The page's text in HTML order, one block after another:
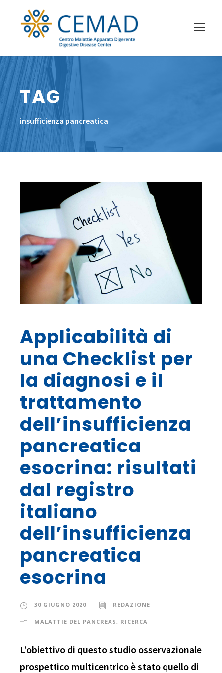
TAG
insufficienza pancreatica
Applicabilità di
una Checklist per
la diagnosi e il
trattamento
dell’insufficienza
pancreatica
esocrina: risultati
dal registro
italiano
dell’insufficienza
pancreatica
esocrina
30 GIUGNO 2020 REDAZIONE
MALATTIE DEL PANCREAS , RICERCA
L’obiettivo di questo studio osservazionale
prospettico multicentrico è stato quello di